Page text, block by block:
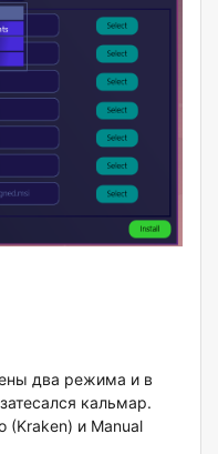
два режима и в
кальмар.
и Manual